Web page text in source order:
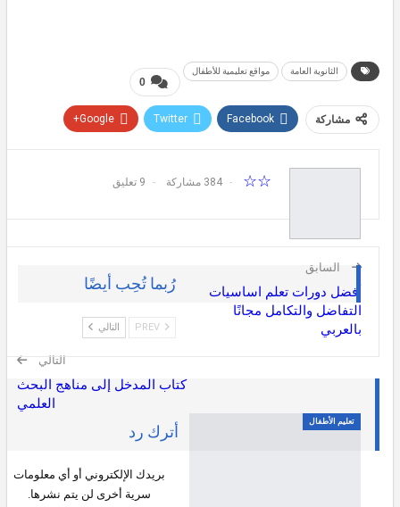
الثانوية العامة مواقع تعليمية للأطفال
0
مشاركة Facebook
Twitter
Google+
☆☆ 384 مشاركة 9 تعليق
السابق
أفضل دورات تعلم اساسيات
التفاضل والتكامل مجانًا
بالعربي
التالي
كتاب المدخل إلى مناهج البحث
العلمي
رُبما تُحِب أيضًا
تعليم الأطفال
التالي
أترك رد
بريدك الإلكتروني أو أي معلومات
سرية أخرى لن يتم نشرها.